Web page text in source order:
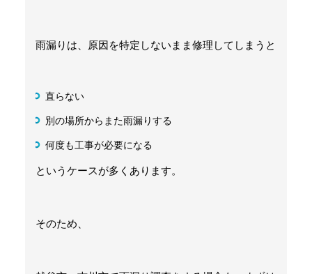
雨漏りは、原因を特定しないまま修理してしまうと
直らない
別の場所からまた雨漏りする
何度も工事が必要になる
というケースが多くあります。
そのため、